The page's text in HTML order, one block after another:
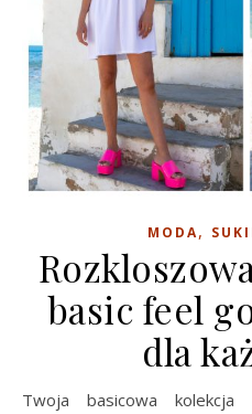
MODA,
basic feel
dla
Twoja basicowa kolekcja domaga się odświeżenia?